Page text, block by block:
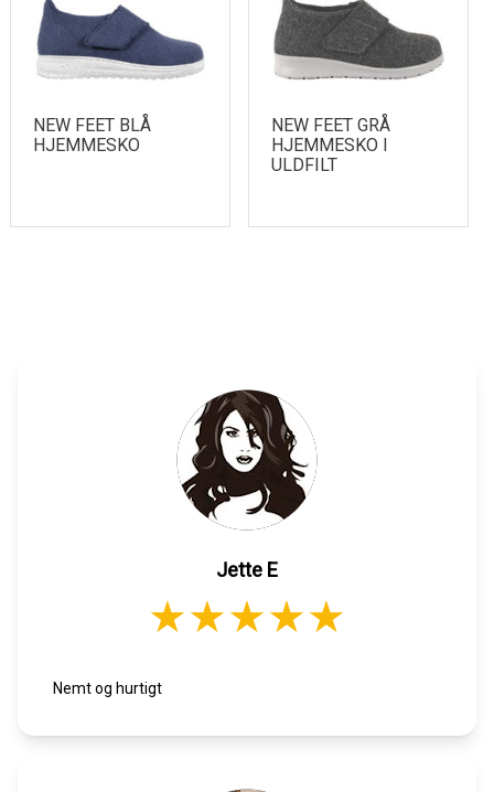
NEW FEET BLÅ
HJEMMESKO
NEW FEET GRÅ
HJEMMESKO I
ULDFILT
Jette E
Nemt og hurtigt